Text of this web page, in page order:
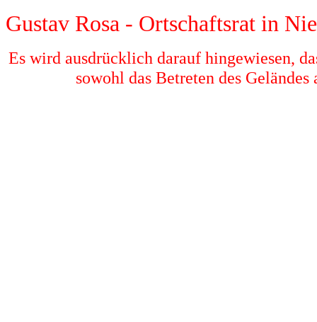
Gustav Rosa - Ortschaftsrat in
Es wird ausdrücklich darauf hingewiesen,
sowohl das Betreten des